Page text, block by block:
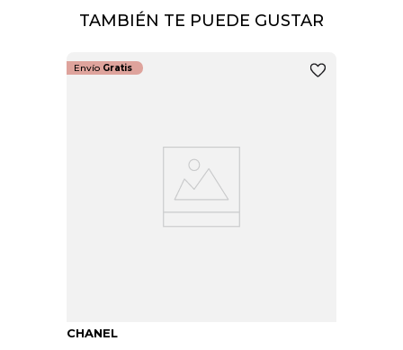
TAMBIÉN TE PUEDE GUSTAR
Envío Gratis
CHANEL